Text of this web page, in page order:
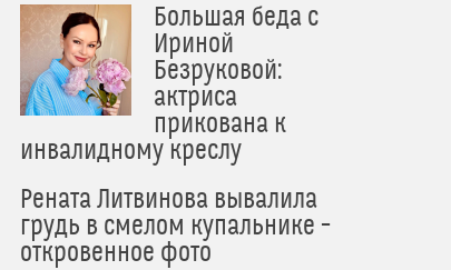
Большая беда с
Ириной
Безруковой:
актриса
прикована к
инвалидному креслу
Рената Литвинова вывалила
грудь в смелом купальнике –
откровенное фото